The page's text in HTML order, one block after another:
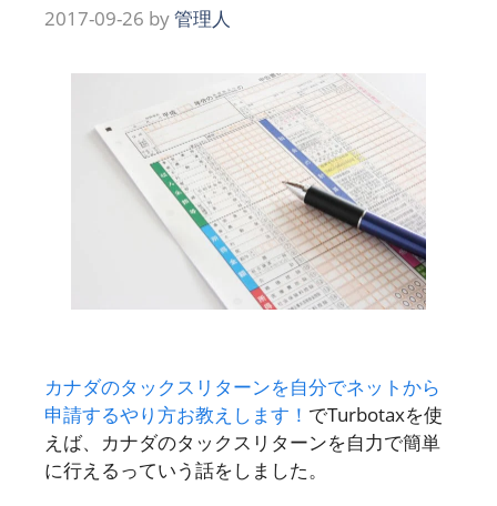
2017-09-26 by管理人
カナダのタックスリターンを自分でネットから
申請するやり方お教えします！ でTurbotaxを使
えば、カナダのタックスリターンを自力で簡単
に行えるっていう話をしました。